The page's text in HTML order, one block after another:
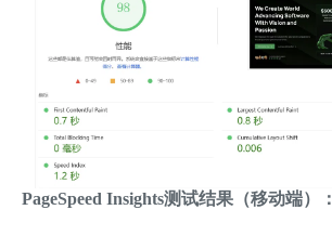
PageSpeed Insights测试结果（移动端）：